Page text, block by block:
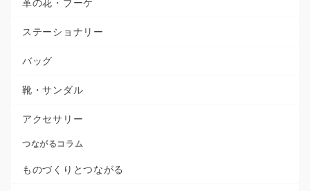
ステーショナリー
バッグ
靴・サンダル
アクセサリー
つながるコラム
ものづくりとつながる